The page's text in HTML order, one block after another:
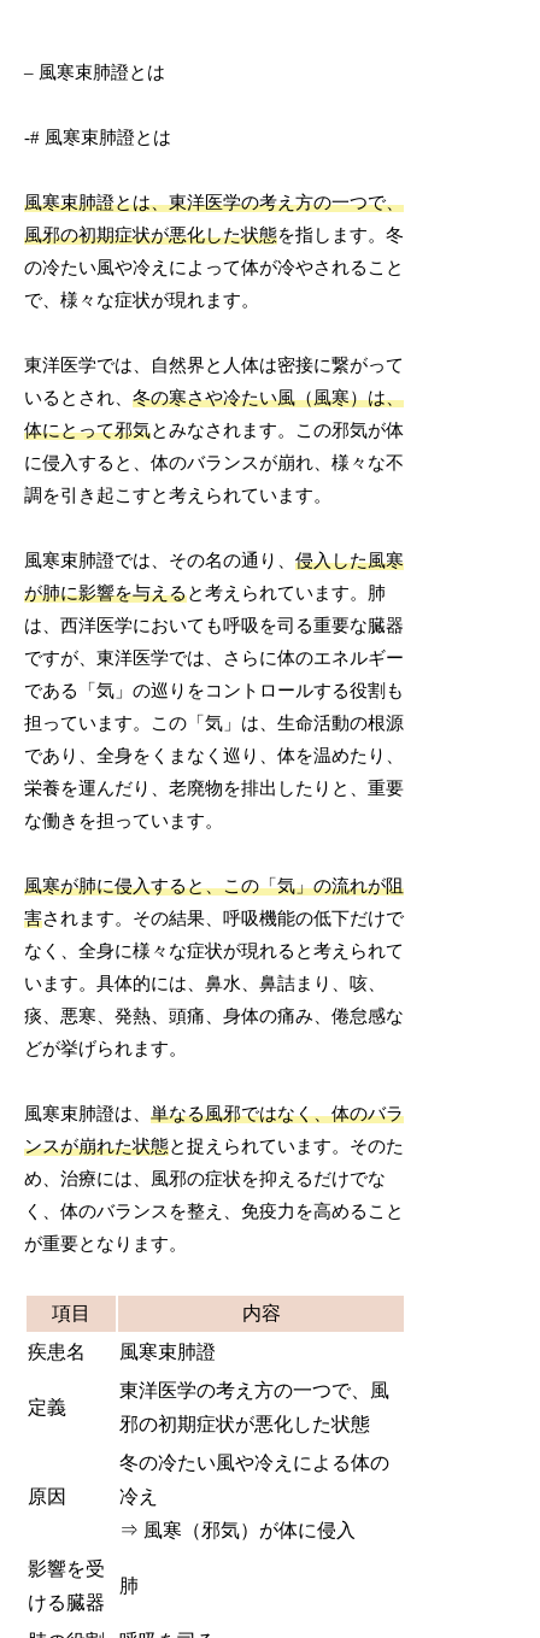
– 風寒束肺證とは
-# 風寒束肺證とは
風寒束肺證とは、東洋医学の考え方の一つで、
風邪の初期症状が悪化した状態を指します。冬
の冷たい風や冷えによって体が冷やされること
で、様々な症状が現れます。
東洋医学では、自然界と人体は密接に繋がって
いるとされ、冬の寒さや冷たい風（風寒）は、
体にとって邪気とみなされます。この邪気が体
に侵入すると、体のバランスが崩れ、様々な不
調を引き起こすと考えられています。
風寒束肺證では、その名の通り、侵入した風寒
が肺に影響を与えると考えられています。肺
は、西洋医学においても呼吸を司る重要な臓器
ですが、東洋医学では、さらに体のエネルギー
である「気」の巡りをコントロールする役割も
担っています。この「気」は、生命活動の根源
であり、全身をくまなく巡り、体を温めたり、
栄養を運んだり、老廃物を排出したりと、重要
な働きを担っています。
風寒が肺に侵入すると、この「気」の流れが阻
害されます。その結果、呼吸機能の低下だけで
なく、全身に様々な症状が現れると考えられて
います。具体的には、鼻水、鼻詰まり、咳、
痰、悪寒、発熱、頭痛、身体の痛み、倦怠感な
どが挙げられます。
風寒束肺證は、単なる風邪ではなく、体のバラ
ンスが崩れた状態と捉えられています。そのた
め、治療には、風邪の症状を抑えるだけでな
く、体のバランスを整え、免疫力を高めること
が重要となります。
項目
内容
疾患名
風寒束肺證
定義
東洋医学の考え方の一つで、風
邪の初期症状が悪化した状態
原因
冬の冷たい風や冷えによる体の
冷え
⇒ 風寒（邪気）が体に侵入
影響を受
ける臓器
肺